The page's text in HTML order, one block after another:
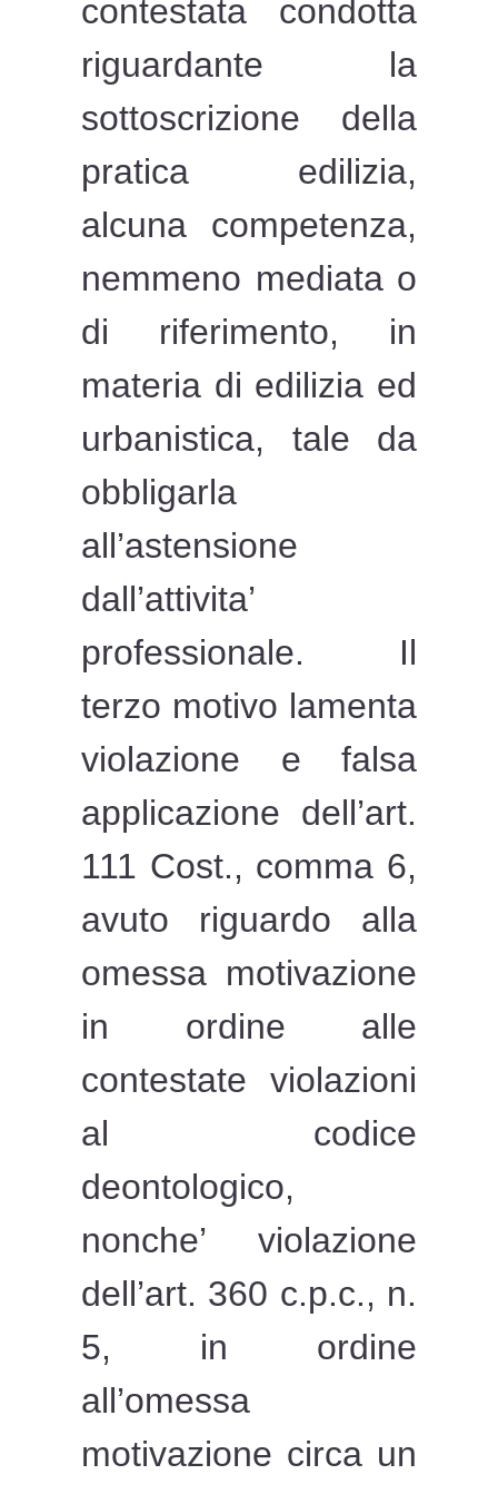
contestata condotta
riguardante la
sottoscrizione della
pratica edilizia,
alcuna competenza,
nemmeno mediata o
di riferimento, in
materia di edilizia ed
urbanistica, tale da
obbligarla
all’astensione
dall’attivita’
professionale. Il
terzo motivo lamenta
violazione e falsa
applicazione dell’art.
111 Cost., comma 6,
avuto riguardo alla
omessa motivazione
in ordine alle
contestate violazioni
al codice
deontologico,
nonche’ violazione
dell’art. 360 c.p.c., n.
5, in ordine
all’omessa
motivazione circa un